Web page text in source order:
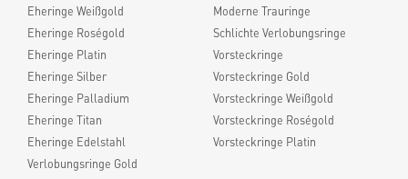
Eheringe Weißgold
Eheringe Roségold
Eheringe Platin
Eheringe Silber
Eheringe Palladium
Eheringe Titan
Eheringe Edelstahl
Verlobungsringe Gold
Moderne Trauringe
Schlichte Verlobungsringe
Vorsteckringe
Vorsteckringe Gold
Vorsteckringe Weißgold
Vorsteckringe Roségold
Vorsteckringe Platin